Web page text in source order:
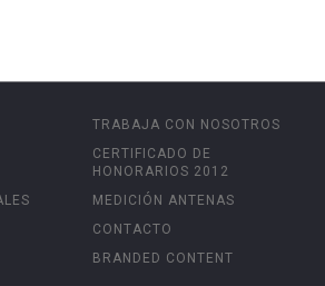
TRABAJA CON NOSOTROS
CERTIFICADO DE
HONORARIOS 2012
MEDICIÓN ANTENAS
CONTACTO
BRANDED CONTENT